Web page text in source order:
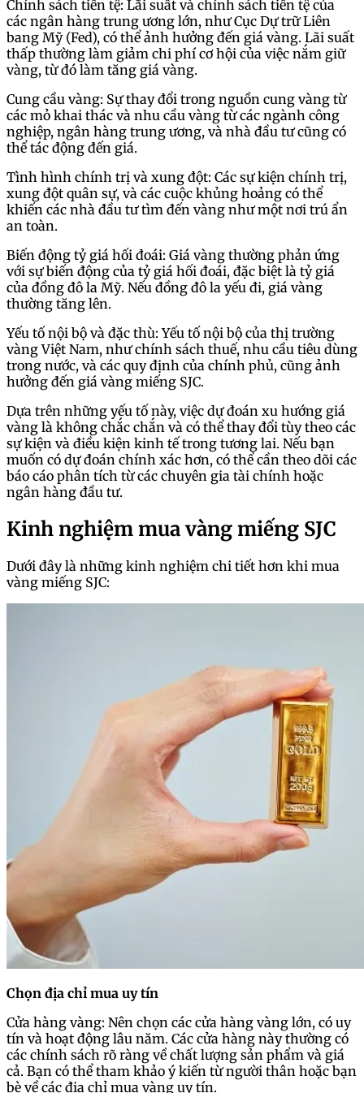
Chính sách tiền tệ: Lãi suất và chính sách tiền tệ của
các ngân hàng trung ương lớn, như Cục Dự trữ Liên
bang Mỹ (Fed), có thể ảnh hưởng đến giá vàng. Lãi suất
thấp thường làm giảm chi phí cơ hội của việc nắm giữ
vàng, từ đó làm tăng giá vàng.
Cung cầu vàng: Sự thay đổi trong nguồn cung vàng từ
các mỏ khai thác và nhu cầu vàng từ các ngành công
nghiệp, ngân hàng trung ương, và nhà đầu tư cũng có
thể tác động đến giá.
Tình hình chính trị và xung đột: Các sự kiện chính trị,
xung đột quân sự, và các cuộc khủng hoảng có thể
khiến các nhà đầu tư tìm đến vàng như một nơi trú ẩn
an toàn.
Biến động tỷ giá hối đoái: Giá vàng thường phản ứng
với sự biến động của tỷ giá hối đoái, đặc biệt là tỷ giá
của đồng đô la Mỹ. Nếu đồng đô la yếu đi, giá vàng
thường tăng lên.
Yếu tố nội bộ và đặc thù: Yếu tố nội bộ của thị trường
vàng Việt Nam, như chính sách thuế, nhu cầu tiêu dùng
trong nước, và các quy định của chính phủ, cũng ảnh
hưởng đến giá vàng miếng SJC.
Dựa trên những yếu tố này, việc dự đoán xu hướng giá
vàng là không chắc chắn và có thể thay đổi tùy theo các
sự kiện và điều kiện kinh tế trong tương lai. Nếu bạn
muốn có dự đoán chính xác hơn, có thể cần theo dõi các
báo cáo phân tích từ các chuyên gia tài chính hoặc
ngân hàng đầu tư.
Kinh nghiệm mua vàng miếng SJC
Dưới đây là những kinh nghiệm chi tiết hơn khi mua
vàng miếng SJC:
Chọn địa chỉ mua uy tín
Cửa hàng vàng: Nên chọn các cửa hàng vàng lớn, có uy
tín và hoạt động lâu năm. Các cửa hàng này thường có
các chính sách rõ ràng về chất lượng sản phẩm và giá
cả. Bạn có thể tham khảo ý kiến từ người thân hoặc bạn
bè về các địa chỉ mua vàng uy tín.